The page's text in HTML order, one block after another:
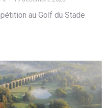
au Golf du Stade